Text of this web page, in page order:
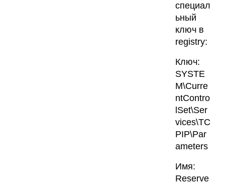
специал
ьный
ключ в
registry:
Ключ:
SYSTE
M\Curre
ntContro
lSet\Ser
vices\TC
PIP\Par
ameters
Имя:
Reserve